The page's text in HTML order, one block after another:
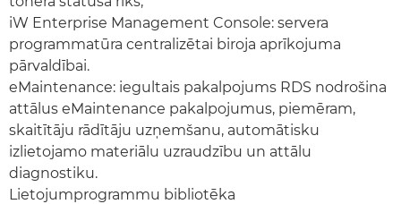
iW Enterprise Management Console: servera
programmatūra centralizētai biroja aprīkojuma
pārvaldībai.
eMaintenance: iegultais pakalpojums RDS nodrošina
attālus eMaintenance pakalpojumus, piemēram,
skaitītāju rādītāju uzņemšanu, automātisku
izlietojamo materiālu uzraudzību un attālu
diagnostiku.
Lietojumprogrammu bibliotēka